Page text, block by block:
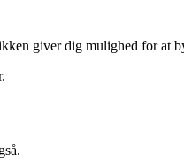
giver dig mulighed for at